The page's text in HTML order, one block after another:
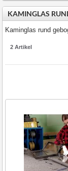
KAMINGLAS
Kaminglas rund
2 Artikel